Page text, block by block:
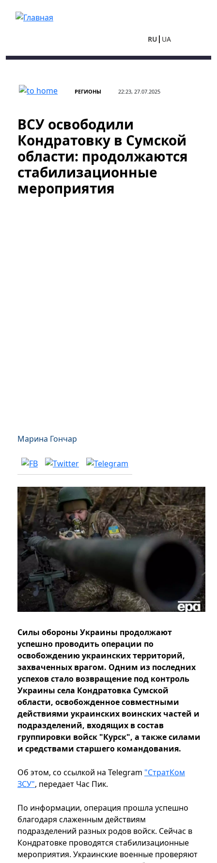
RU UA
РЕГИОНЫ 22:23, 27.07.2025
ВСУ освободили
Кондратовку в Сумской
области: продолжаются
стабилизационные
мероприятия
Марина Гончар
Силы обороны Украины продолжают
успешно проводить операции по
освобождению украинских территорий,
захваченных врагом. Одним из последних
успехов стало возвращение под контроль
Украины села Кондратовка Сумской
области, освобожденное совместными
действиями украинских воинских частей и
подразделений, входящих в состав
группировки войск "Курск", а также силами
и средствами старшего командования.
Об этом, со ссылкой на Telegram "СтратКом
ЗСУ", передает Час Пик.
По информации, операция прошла успешно
благодаря слаженным действиям
подразделений разных родов войск. Сейчас в
Кондратовке проводятся стабилизационные
мероприятия. Украинские военные проверяют